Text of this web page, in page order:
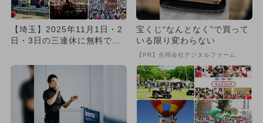
【埼玉】2025年11月1日・2
日・3日の三連休に無料で楽
宝くじ“なんとなく”で買って
いる限り変わらない
【PR】合同会社デジタルファーム